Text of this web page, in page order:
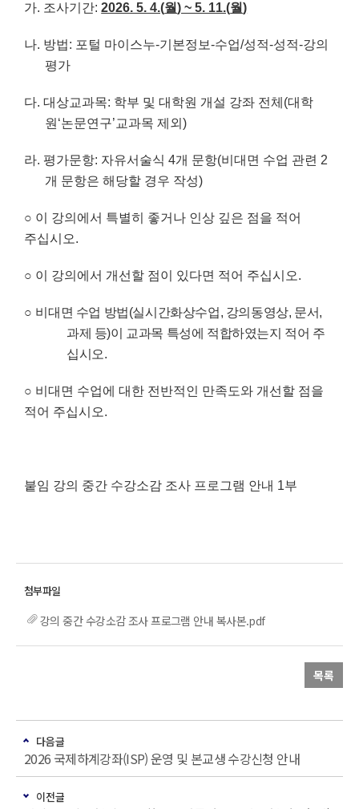
가. 조사기간:2026. 5. 4.(월) ~ 5. 11.(월)
나. 방법: 포털 마이스누-기본정보-수업/성적-성적-강의
평가
다.대상교과목: 학부 및 대학원 개설 강좌 전체 (대학
원 ‘논문연구’교과목 제외 )
라. 평가문항: 자유서술식4개 문항(비대면 수업 관련 2
개 문항은 해당할 경우 작성)
○ 이 강의에서 특별히 좋거나 인상 깊은 점을 적어
주십시오.
○ 이 강의에서 개선할 점이 있다면 적어 주십시오.
○ 비대면 수업 방법(실시간화상수업, 강의동영상, 문서,
과제 등)이 교과목 특성에 적합하였는지 적어 주
십시오.
○ 비대면 수업에 대한 전반적인 만족도와 개선할 점을
적어 주십시오.
붙임 강의 중간 수강소감 조사 프로그램 안내 1부
강의 중간 수강소감 조사 프로그램 안내 복사본.pdf
목록
다음글
2026 국제하계강좌(ISP) 운영 및 본교생 수강신청 안내
이전글